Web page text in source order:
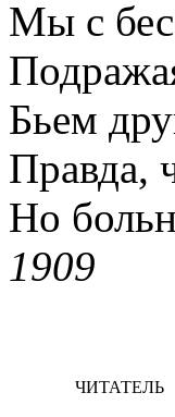
Мы с
Бьем
Правда,
Но
1909
ЧИТАТЕЛЬ